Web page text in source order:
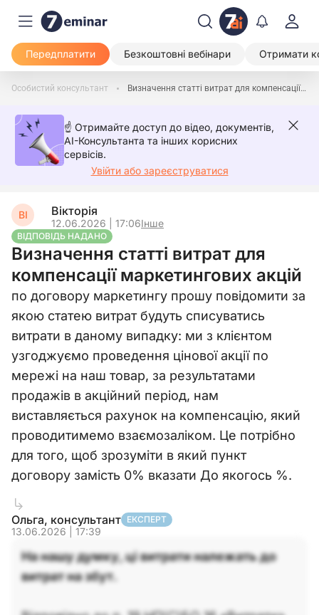
Передплатити Безкоштовні вебінари Отримати
Особистий консультант Визначення статті витрат для компенсації маркетингових акцій
☝️ Отримайте доступ до відео, документів,
AI-Консультанта та інших корисних
сервісів.
Увійти або зареєструватися
ВІ Вікторія
12.06.2026 | 17:06Інше
ВІДПОВІДЬ НАДАНО
Визначення статті витрат для
компенсації маркетингових акцій
по договору маркетингу прошу повідомити за
якою статею витрат будуть списуватись
витрати в даному випадку: ми з клієнтом
узгоджуємо проведення цінової акції по
мережі на наш товар, за результатами
продажів в акційний період, нам
виставляється рахунок на компенсацію, який
проводитимемо взаємозаліком. Це потрібно
для того, щоб зрозуміти в який пункт
договору замість 0% вказати До якогось %.
Ольга, консультант ЕКСПЕРТ
13.06.2026 | 17:39
На нашу думку, ці витрати належать до
витрат на збут.